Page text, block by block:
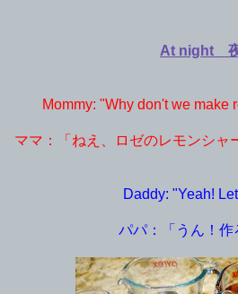
At night
Mommy: "Why don't we make
ママ：「ねえ、ロゼのレモンシャ
Daddy: "Yeah!
パパ：「うん！作